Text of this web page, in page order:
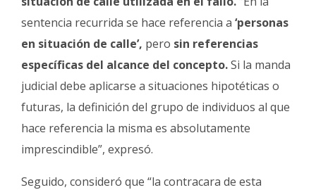
sentencia recurrida se hace referencia a ‘personas
en situación de calle’, pero sin referencias
específicas del alcance del concepto.Si la manda
judicial debe aplicarse a situaciones hipotéticas o
futuras, la definición del grupo de individuos al que
hace referencia la misma es absolutamente
imprescindible”, expresó.
Seguido, consideró que “la contracara de esta